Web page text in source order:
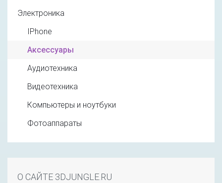
Электроника
IPhone
Аксессуары
Аудиотехника
Видеотехника
Компьютеры и ноутбуки
Фотоаппараты
О САЙТЕ 3DJUNGLE.RU